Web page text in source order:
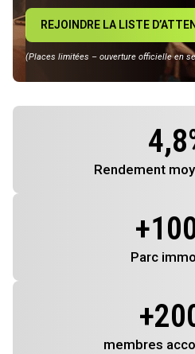
REJOINDRE LA LISTE
(Places limitées – ouverture officielle en
4,8
Rendement
+
Parc
+
membres